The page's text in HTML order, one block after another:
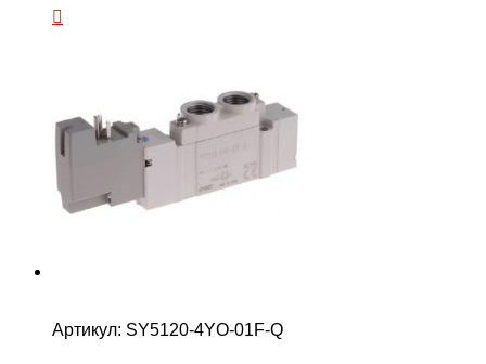
Артикул: SY5120-4YO-01F-Q